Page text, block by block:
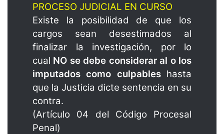
PROCESO JUDICIAL EN CURSO
Existe la posibilidad de que los
cargos sean desestimados al
finalizar la investigación, por lo
cual NO se debe considerar al o los
imputados como culpableshasta
que la Justicia dicte sentencia en su
contra.
(Artículo 04 del Código Procesal
Penal)